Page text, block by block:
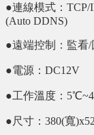
●連線模式：TCP/
(Auto DDNS)
●遠端控制：監看
●電源：DC12V
●工作溫度：
●尺寸：380(寬